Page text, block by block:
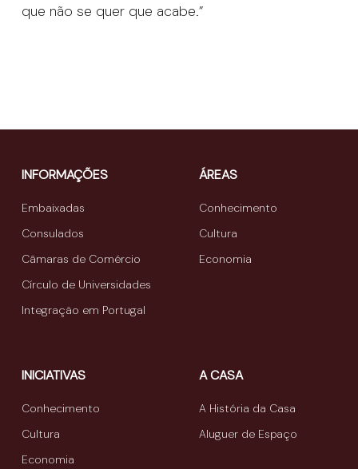
que não se quer que acabe.”
INFORMAÇÕES
Embaixadas
Consulados
Câmaras de Comércio
Círculo de Universidades
Integração em Portugal
ÁREAS
Conhecimento
Cultura
Economia
INICIATIVAS
Conhecimento
Cultura
Economia
A CASA
A História da Casa
Aluguer de Espaço